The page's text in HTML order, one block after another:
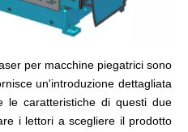
per macchine piegatrici sono
un'introduzione dettagliata
caratteristiche di questi due
i lettori a scegliere il prodotto